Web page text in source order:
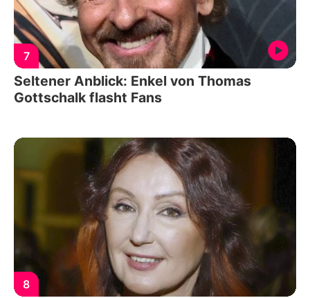
7
Seltener Anblick: Enkel von Thomas
Gottschalk flasht Fans
8